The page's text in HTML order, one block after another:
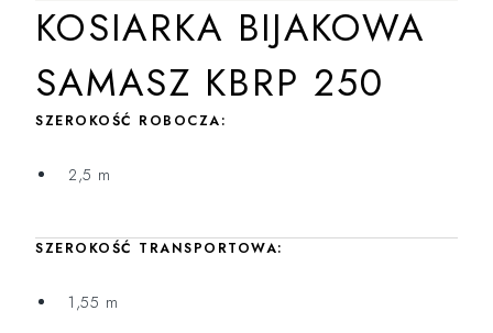
KOSIARKA BIJAKOWA
SAMASZ KBRP 250
SZEROKOŚĆ ROBOCZA:
2,5 m
SZEROKOŚĆ TRANSPORTOWA:
1,55 m